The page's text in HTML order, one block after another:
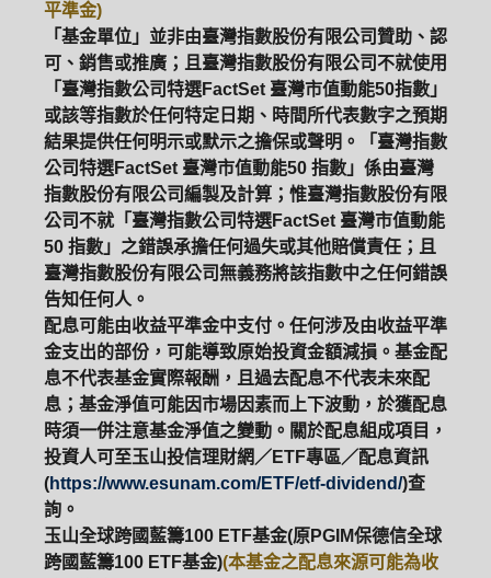
平準金)
「基金單位」並非由臺灣指數股份有限公司贊助、認
可、銷售或推廣；且臺灣指數股份有限公司不就使用
「臺灣指數公司特選FactSet 臺灣市值動能50指數」
或該等指數於任何特定日期、時間所代表數字之預期
結果提供任何明示或默示之擔保或聲明。「臺灣指數
公司特選FactSet 臺灣市值動能50 指數」係由臺灣
指數股份有限公司編製及計算；惟臺灣指數股份有限
公司不就「臺灣指數公司特選FactSet 臺灣市值動能
50 指數」之錯誤承擔任何過失或其他賠償責任；且
臺灣指數股份有限公司無義務將該指數中之任何錯誤
告知任何人。
配息可能由收益平準金中支付。任何涉及由收益平準
金支出的部份，可能導致原始投資金額減損。基金配
息不代表基金實際報酬，且過去配息不代表未來配
息；基金淨值可能因市場因素而上下波動，於獲配息
時須一併注意基金淨值之變動。關於配息組成項目，
投資人可至玉山投信理財網／ETF專區／配息資訊
(https://www.esunam.com/ETF/etf-dividend/)查
詢。
玉山全球跨國藍籌100 ETF基金(原PGIM保德信全球
跨國藍籌100 ETF基金)(本基金之配息來源可能為收